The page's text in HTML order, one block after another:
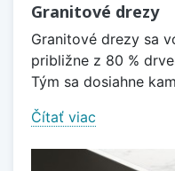
Granitové drezy
Granitové drezy sa
približne z 80 %
Tým sa dosiahne
Čítať viac